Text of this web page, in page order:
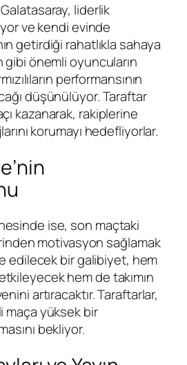
liderlik
ve kendi evinde
getirdiği rahatlıkla sahaya
gibi önemli oyuncuların
performansının
düşünülüyor. Taraftar
kazanarak, rakiplerine
korumayı hedefliyorlar.
ise, son maçtaki
motivasyon sağlamak
edilecek bir galibiyet, hem
hem de takımın
artıracaktır. Taraftarlar,
maça yüksek bir
bekliyor.